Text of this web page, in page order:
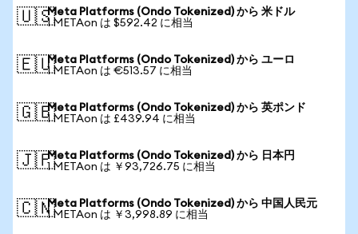
🇺🇸Meta Platforms (Ondo Tokenized) から 米ドル
1 METAon は $592.42 に相当
🇪🇺Meta Platforms (Ondo Tokenized) から ユーロ
1 METAon は €513.57 に相当
🇬🇧Meta Platforms (Ondo Tokenized) から 英ポンド
1 METAon は £439.94 に相当
🇯🇵Meta Platforms (Ondo Tokenized) から 日本円
1 METAon は ￥93,726.75 に相当
🇨🇳Meta Platforms (Ondo Tokenized) から 中国人民元
1 METAon は ￥3,998.89 に相当